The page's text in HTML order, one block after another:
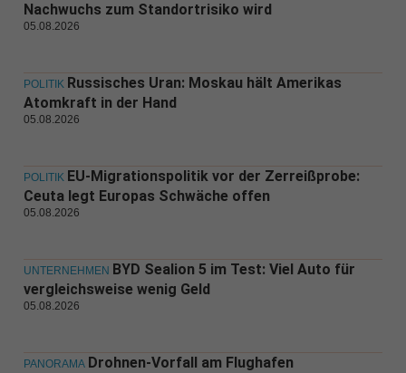
Nachwuchs zum Standortrisiko wird
05.08.2026
POLITIK Russisches Uran: Moskau hält Amerikas
Atomkraft in der Hand
05.08.2026
POLITIK EU-Migrationspolitik vor der Zerreißprobe:
Ceuta legt Europas Schwäche offen
05.08.2026
UNTERNEHMEN BYD Sealion 5 im Test: Viel Auto für
vergleichsweise wenig Geld
05.08.2026
PANORAMA Drohnen-Vorfall am Flughafen